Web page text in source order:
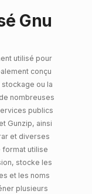
Gnu
utilisé pour
conçu
ou la
nombreuses
publics
Gunzip, ainsi
et diverses
format utilise
stocke les
et les noms
plusieurs